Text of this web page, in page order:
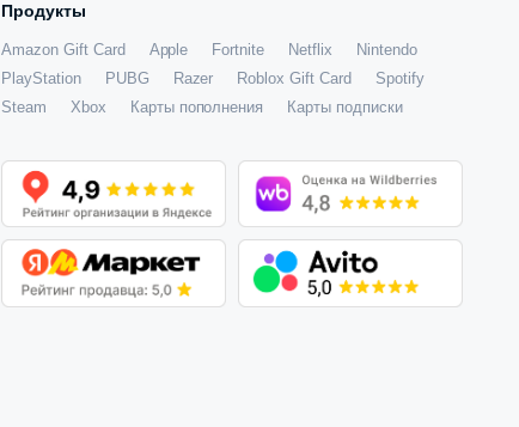
Продукты
Amazon Gift Card Apple Fortnite Netflix
Nintendo
PlayStation
PUBG Razer Roblox Gift Card
Spotify
Steam
Xbox Карты пополнения Карты подписки